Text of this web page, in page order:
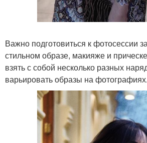
Важно подготовиться к фотосессии
стильном образе, макияже и
взять с собой несколько разных
варьировать образы на фотографиях.